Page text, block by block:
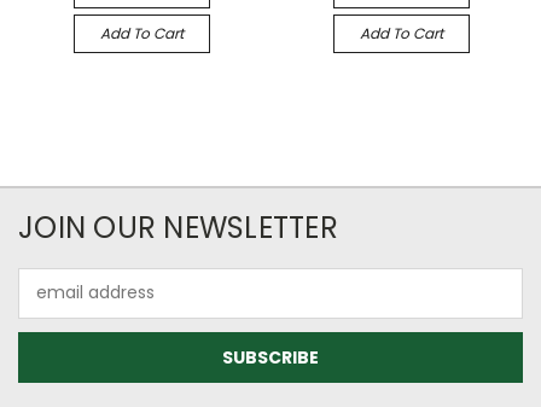
Add To Cart Add To Cart
JOIN OUR NEWSLETTER
Address